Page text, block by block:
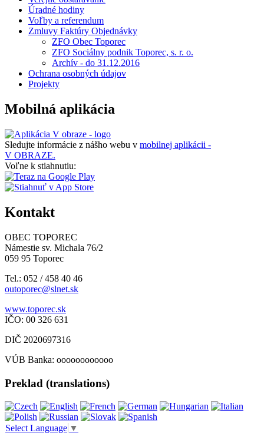
Úradné hodiny
Voľby a referendum
Zmluvy Faktúry Objednávky
ZFO Obec Toporec
ZFO Sociálny podnik Toporec, s. r. o.
Archív - do 31.12.2016
Ochrana osobných údajov
Projekty
Mobilná aplikácia
Sledujte informácie z nášho webu v mobilnej aplikácii -
V OBRAZE.
Voľne k stiahnutiu:
Kontakt
OBEC TOPOREC
Námestie sv. Michala 76/2
059 95 Toporec
Tel.: 052 / 458 40 46
outoporec@slnet.sk
www.toporec.sk
IČO: 00 326 631
DIČ 2020697316
VÚB Banka: oooooooooooo
Preklad (translations)
Select Language ▼